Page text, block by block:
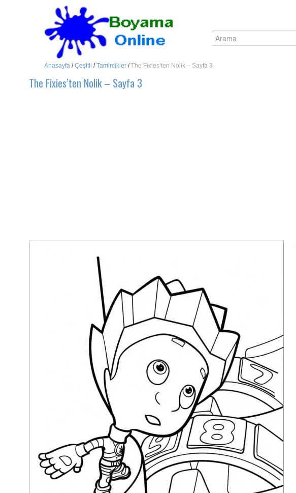
Anasayfa /Çeşitli /Tamircikler /The Fixies’ten Nolik – Sayfa 3
The Fixies’ten Nolik – Sayfa 3